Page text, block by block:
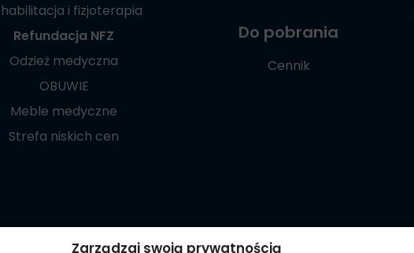
Zarządzaj swoją prywatnością
i fizjoterapia
Refundacja NFZ
Odzież medyczna
OBUWIE
Meble medyczne
Strefa niskich cen
Do pobrania
Cennik
Poznaj naszą